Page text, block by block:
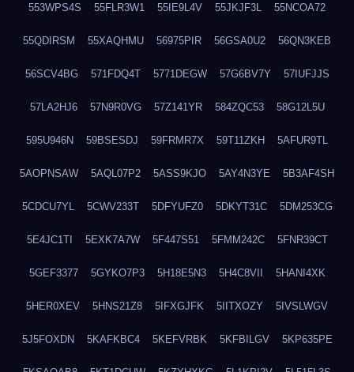
553WPS4S 55FLR3W1 55IE9L4V 55JKJF3L 55NCOA72
55QDIRSM 55XAQHMU 56975PIR 56GSA0U2 56QN3KEB
56SCV4BG 571FDQ4T 5771DEGW 57G6BV7Y 57IUFJJS
57LA2HJ6 57N9R0VG 57Z141YR 584ZQC53 58G12L5U
595U946N 59BSESDJ 59FRMR7X 59T11ZKH 5AFUR9TL
5AOPNSAW 5AQL07P2 5ASS9KJO 5AY4N3YE 5B3AF4SH
5CDCU7YL 5CWV233T 5DFYUFZ0 5DKYT31C 5DM253CG
5E4JC1TI 5EXK7A7W 5F447S51 5FMM242C 5FNR39CT
5GEF3377 5GYKO7P3 5H18E5N3 5H4C8VII 5HANI4XK
5HER0XEV 5HNS21Z8 5IFXGJFK 5IITXOZY 5IVSLWGV
5J5FOXDN 5KAFKBC4 5KEFVRBK 5KFBILGV 5KP635PE